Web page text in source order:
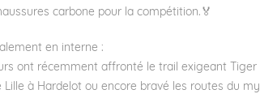
carbone pour la compétition.🏅
en interne :
ont récemment affronté le trail exigeant Tiger
Lille à Hardelot ou encore bravé les routes du